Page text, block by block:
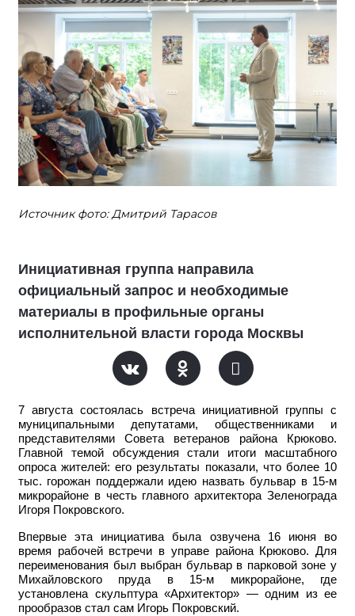
Источник фото: Дмитрий Тарасов
Инициативная группа направила
официальный запрос и необходимые
материалы в профильные органы
исполнительной власти города Москвы
7 августа состоялась встреча инициативной группы с
муниципальными депутатами, общественниками и
представителями Совета ветеранов района Крюково.
Главной темой обсуждения стали итоги масштабного
опроса жителей: его результаты показали, что более 10
тыс. горожан поддержали идею назвать бульвар в 15-м
микрорайоне в честь главного архитектора Зеленограда
Игоря Покровского.
Впервые эта инициатива была озвучена 16 июня во
время рабочей встречи в управе района Крюково. Для
переименования был выбран бульвар в парковой зоне у
Михайловского пруда в 15-м микрорайоне, где
установлена скульптура «Архитектор» — одним из ее
прообразов стал сам Игорь Покровский.